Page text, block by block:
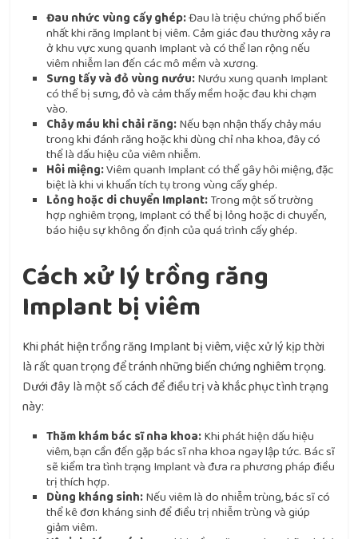
Đau nhức vùng cấy ghép:Đau là triệu chứng phổ biến
nhất khi răng Implant bị viêm. Cảm giác đau thường xảy ra
ở khu vực xung quanh Implant và có thể lan rộng nếu
viêm nhiễm lan đến các mô mềm và xương.
Sưng tấy và đỏ vùng nướu:Nướu xung quanh Implant
có thể bị sưng, đỏ và cảm thấy mềm hoặc đau khi chạm
vào.
Chảy máu khi chải răng:Nếu bạn nhận thấy chảy máu
trong khi đánh răng hoặc khi dùng chỉ nha khoa, đây có
thể là dấu hiệu của viêm nhiễm.
Hôi miệng:Viêm quanh Implant có thể gây hôi miệng, đặc
biệt là khi vi khuẩn tích tụ trong vùng cấy ghép.
Lỏng hoặc di chuyển Implant:Trong một số trường
hợp nghiêm trọng, Implant có thể bị lỏng hoặc di chuyển,
báo hiệu sự không ổn định của quá trình cấy ghép.
Cách xử lý trồng răng
Implant bị viêm
Khi phát hiện trồng răng Implant bị viêm, việc xử lý kịp thời
là rất quan trọng để tránh những biến chứng nghiêm trọng.
Dưới đây là một số cách để điều trị và khắc phục tình trạng
này:
Thăm khám bác sĩ nha khoa:Khi phát hiện dấu hiệu
viêm, bạn cần đến gặp bác sĩ nha khoa ngay lập tức. Bác sĩ
sẽ kiểm tra tình trạng Implant và đưa ra phương pháp điều
trị thích hợp.
Dùng kháng sinh:Nếu viêm là do nhiễm trùng, bác sĩ có
thể kê đơn kháng sinh để điều trị nhiễm trùng và giúp
giảm viêm.